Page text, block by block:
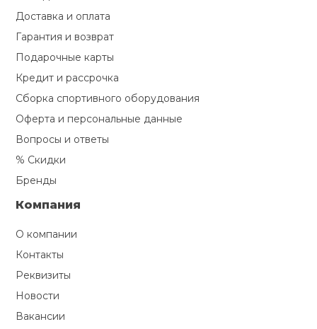
Доставка и оплата
Гарантия и возврат
Подарочные карты
Кредит и рассрочка
Сборка спортивного оборудования
Оферта и персональные данные
Вопросы и ответы
% Скидки
Бренды
Компания
О компании
Контакты
Реквизиты
Новости
Вакансии